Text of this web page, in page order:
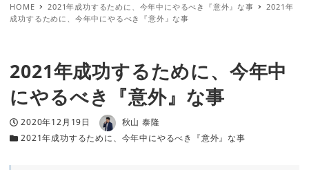
HOME 2021年成功するために、今年中にやるべき『意外』な事
2021年
成功するために、今年中にやるべき『意外』な事
2021年成功するために、今年中
にやるべき『意外』な事
投稿日
2020年12月19日 著者 秋山 泰隆
カテゴリー
2021年成功するために、今年中にやるべき『意外』な事